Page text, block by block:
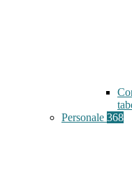
Personale 368